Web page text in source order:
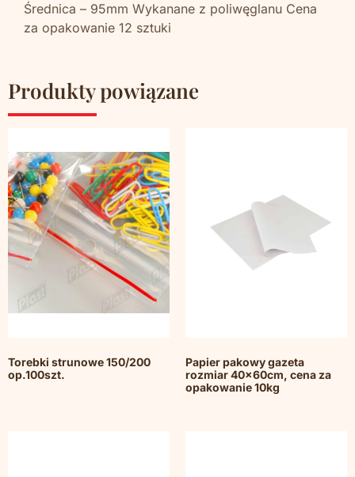
Średnica – 95mm Wykanane z poliwęglanu Cena
za opakowanie 12 sztuki
Produkty powiązane
Torebki strunowe 150/200
op.100szt.
Papier pakowy gazeta
rozmiar 40x60cm, cena za
opakowanie 10kg